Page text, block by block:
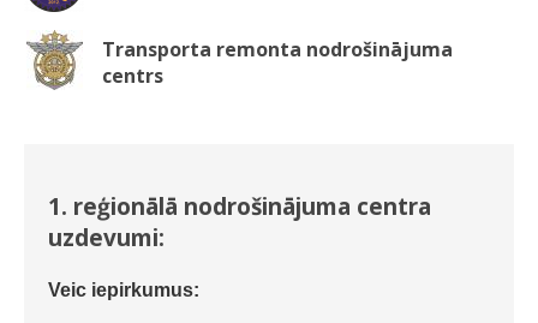
Transporta remonta nodrošinājuma
centrs
1. reģionālā nodrošinājuma centra
uzdevumi:
Veic iepirkumus: